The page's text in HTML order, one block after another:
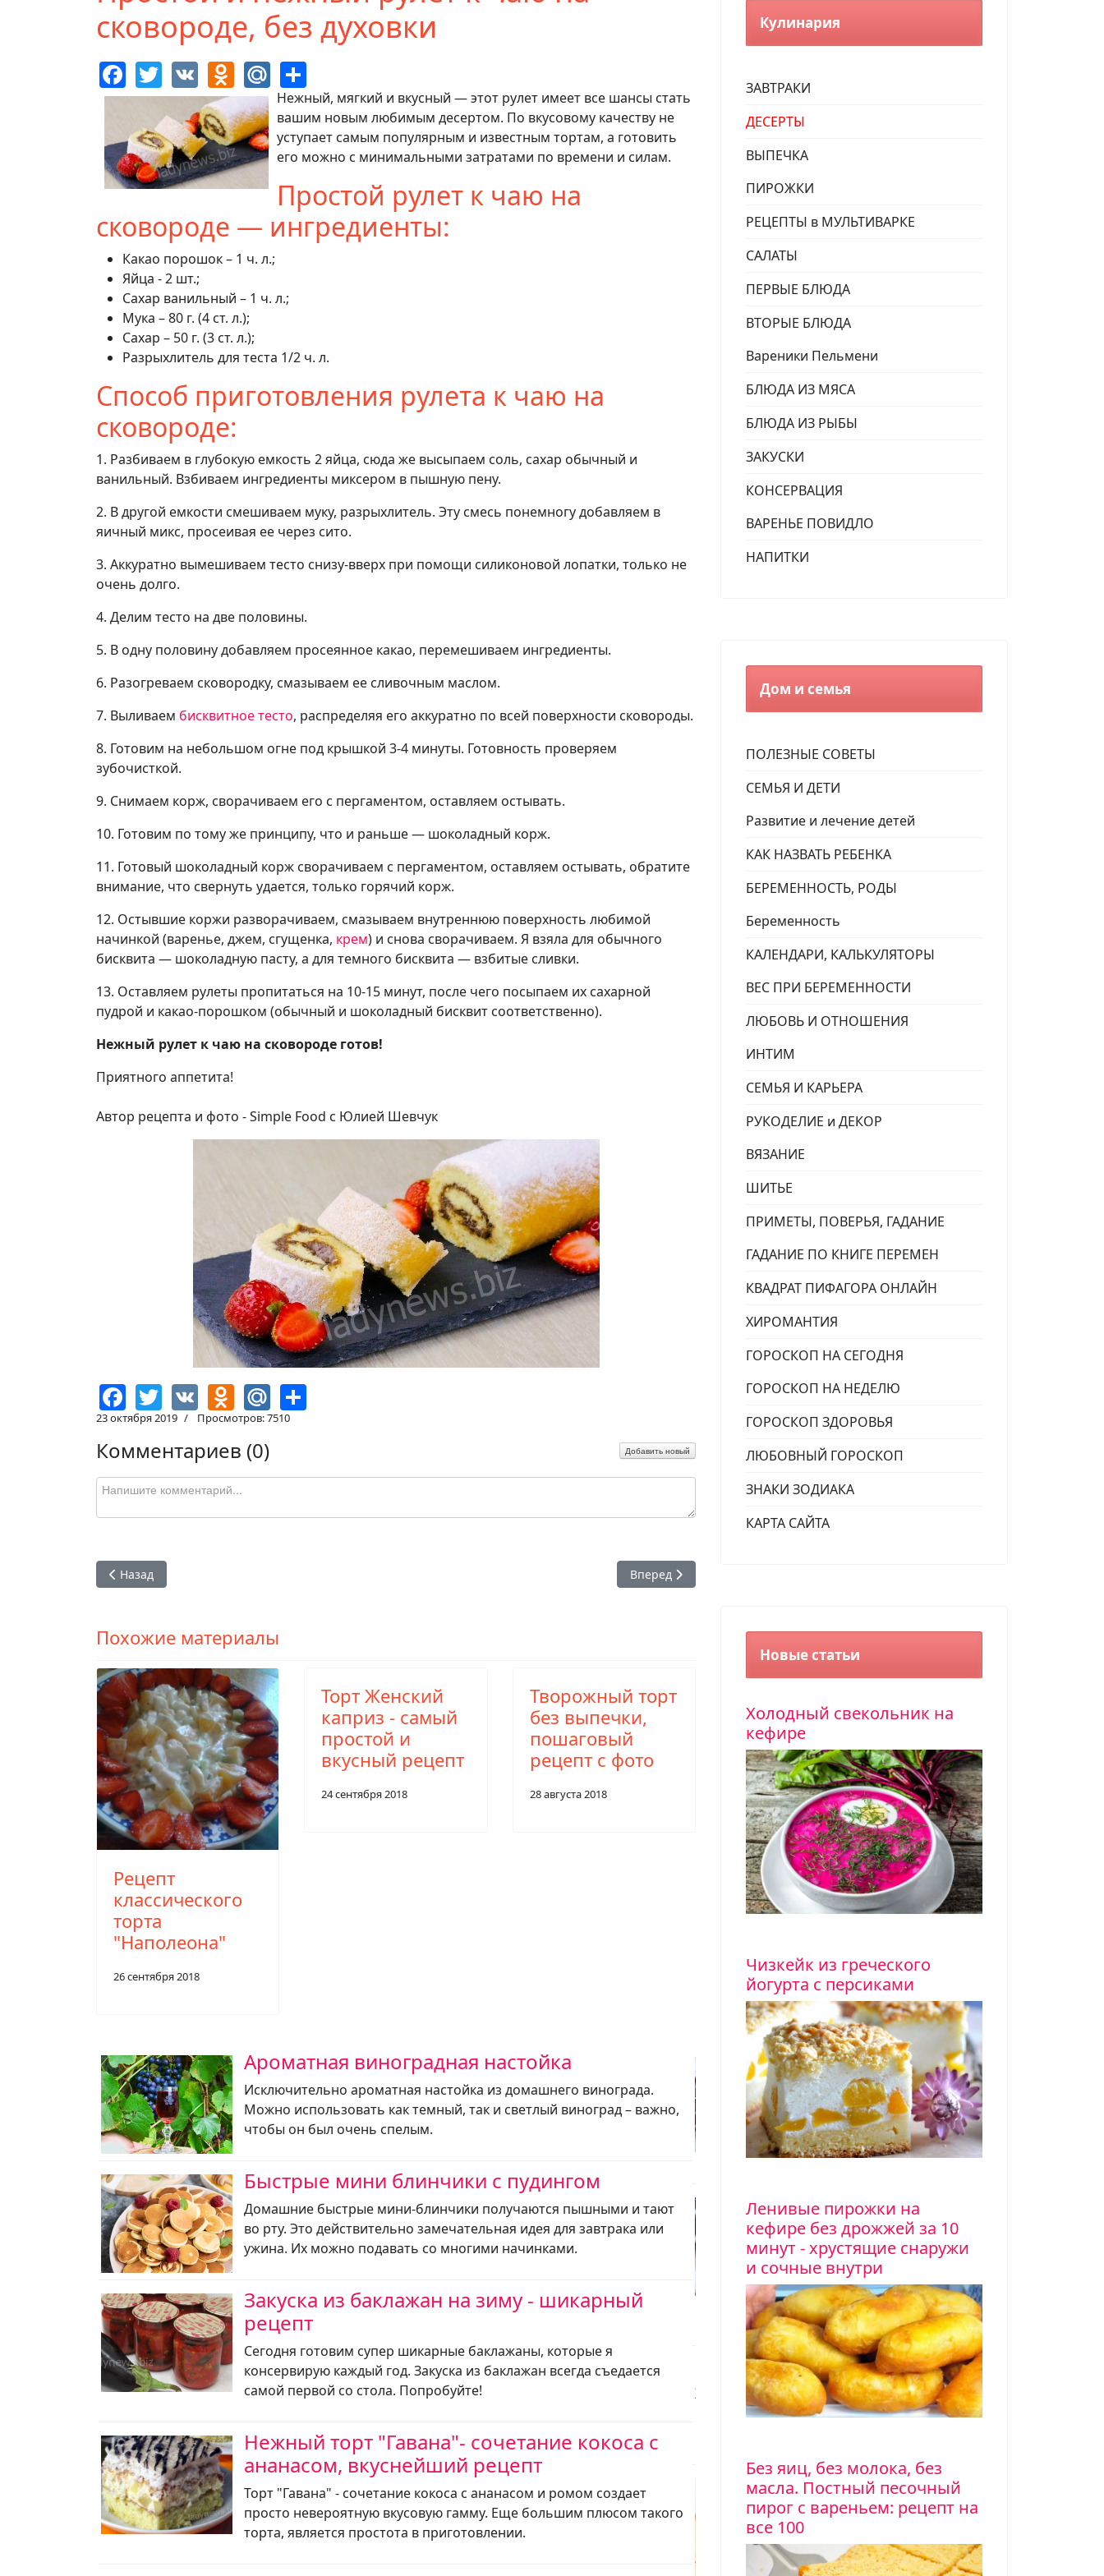
сковороде, без духовки
Facebook
Twitter
VK Odnoklassniki
Mail.Ru
Нежный, мягкий и вкусный — этот рулет имеет все шансы стать
вашим новым любимым десертом. По вкусовому качеству не
уступает самым популярным и известным тортам, а готовить
его можно с минимальными затратами по времени и силам.
Простой рулет к чаю на
сковороде — ингредиенты:
Какао порошок – 1 ч. л.;
Яйца - 2 шт.;
Сахар ванильный – 1 ч. л.;
Мука – 80 г. (4 ст. л.);
Сахар – 50 г. (3 ст. л.);
Разрыхлитель для теста 1/2 ч. л.
Способ приготовления рулета к чаю на
сковороде:
1. Разбиваем в глубокую емкость 2 яйца, сюда же высыпаем соль, сахар обычный и
ванильный. Взбиваем ингредиенты миксером в пышную пену.
2. В другой емкости смешиваем муку, разрыхлитель. Эту смесь понемногу добавляем в
яичный микс, просеивая ее через сито.
3. Аккуратно вымешиваем тесто снизу-вверх при помощи силиконовой лопатки, только не
очень долго.
4. Делим тесто на две половины.
5. В одну половину добавляем просеянное какао, перемешиваем ингредиенты.
6. Разогреваем сковородку, смазываем ее сливочным маслом.
7. Выливаем бисквитное тесто, распределяя его аккуратно по всей поверхности сковороды.
8. Готовим на небольшом огне под крышкой 3-4 минуты. Готовность проверяем
зубочисткой.
9. Снимаем корж, сворачиваем его с пергаментом, оставляем остывать.
10. Готовим по тому же принципу, что и раньше — шоколадный корж.
11. Готовый шоколадный корж сворачиваем с пергаментом, оставляем остывать, обратите
внимание, что свернуть удается, только горячий корж.
12. Остывшие коржи разворачиваем, смазываем внутреннюю поверхность любимой
начинкой (варенье, джем, сгущенка, крем) и снова сворачиваем. Я взяла для обычного
бисквита — шоколадную пасту, а для темного бисквита — взбитые сливки.
13. Оставляем рулеты пропитаться на 10-15 минут, после чего посыпаем их сахарной
пудрой и какао-порошком (обычный и шоколадный бисквит соответственно).
Нежный рулет к чаю на сковороде готов!
Приятного аппетита!
Автор рецепта и фото - Simple Food с Юлией Шевчук
Facebook
Twitter
VK Odnoklassniki
Mail.Ru
23 октября 2019 Просмотров: 7510
Комментариев (0) Добавить новый
Предыдущий: Десерт из творога и банана — рецепт на скорую руку
Назад Следующий: Торт без духовки, с хрустящими коржами и ароматным кремом.
Вперед
Похожие материалы
Рецепт
классического
торта
"Наполеона"
26 сентября 2018
Торт Женский
каприз - самый
простой и
вкусный рецепт
24 сентября 2018
Творожный торт
без выпечки,
пошаговый
рецепт с фото
28 августа 2018
Ароматная виноградная настойка
Исключительно ароматная настойка из домашнего винограда.
Можно использовать как темный, так и светлый виноград – важно,
чтобы он был очень спелым.
Быстрые мини блинчики с пудингом
Домашние быстрые мини-блинчики получаются пышными и тают
во рту. Это действительно замечательная идея для завтрака или
ужина. Их можно подавать со многими начинками.
Закуска из баклажан на зиму - шикарный
рецепт
Сегодня готовим супер шикарные баклажаны, которые я
консервирую каждый год. Закуска из баклажан всегда съедается
самой первой со стола. Попробуйте!
Нежный торт "Гавана"- сочетание кокоса с
ананасом, вкуснейший рецепт
Торт "Гавана" - сочетание кокоса с ананасом и ромом создает
просто невероятную вкусовую гамму. Еще большим плюсом такого
торта, является простота в приготовлении.
Торт "Комильфо" с маком,
сгущенным молоком и
Если хотите приготовить особый торт
"Комильфо". В нем пышные
маком, кокосом и орехами.
Маковый торт с
вкусный рецепт
Рецепт вкусного макового торта с
макового бисквита, наполненного
Верх торта покрыт тонким слоем
глазурью.
Рататуй на зиму
Хотите сохранить вкус лета в банках, используя сезонные
попробуйте приготовить рататуй на зиму! Это отличное
Пасха на заваренном
рецепт с фото
большое значение и давние
Кулинария
ЗАВТРАКИ
ДЕСЕРТЫ
ВЫПЕЧКА
ПИРОЖКИ
РЕЦЕПТЫ в МУЛЬТИВАРКЕ
САЛАТЫ
ПЕРВЫЕ БЛЮДА
ВТОРЫЕ БЛЮДА
Вареники Пельмени
БЛЮДА ИЗ МЯСА
БЛЮДА ИЗ РЫБЫ
ЗАКУСКИ
КОНСЕРВАЦИЯ
ВАРЕНЬЕ ПОВИДЛО
НАПИТКИ
Дом и семья
ПОЛЕЗНЫЕ СОВЕТЫ
СЕМЬЯ И ДЕТИ
Развитие и лечение детей
КАК НАЗВАТЬ РЕБЕНКА
БЕРЕМЕННОСТЬ, РОДЫ
Беременность
КАЛЕНДАРИ, КАЛЬКУЛЯТОРЫ
ВЕС ПРИ БЕРЕМЕННОСТИ
ЛЮБОВЬ И ОТНОШЕНИЯ
ИНТИМ
СЕМЬЯ И КАРЬЕРА
РУКОДЕЛИЕ и ДЕКОР
ВЯЗАНИЕ
ШИТЬЕ
ПРИМЕТЫ, ПОВЕРЬЯ, ГАДАНИЕ
ГАДАНИЕ ПО КНИГЕ ПЕРЕМЕН
КВАДРАТ ПИФАГОРА ОНЛАЙН
ХИРОМАНТИЯ
ГОРОСКОП НА СЕГОДНЯ
ГОРОСКОП НА НЕДЕЛЮ
ГОРОСКОП ЗДОРОВЬЯ
ЛЮБОВНЫЙ ГОРОСКОП
ЗНАКИ ЗОДИАКА
КАРТА САЙТА
Новые статьи
Холодный свекольник на
кефире
Чизкейк из греческого
йогурта с персиками
Ленивые пирожки на
кефире без дрожжей за 10
минут - хрустящие снаружи
и сочные внутри
Без яиц, без молока, без
масла. Постный песочный
пирог с вареньем: рецепт на
все 100